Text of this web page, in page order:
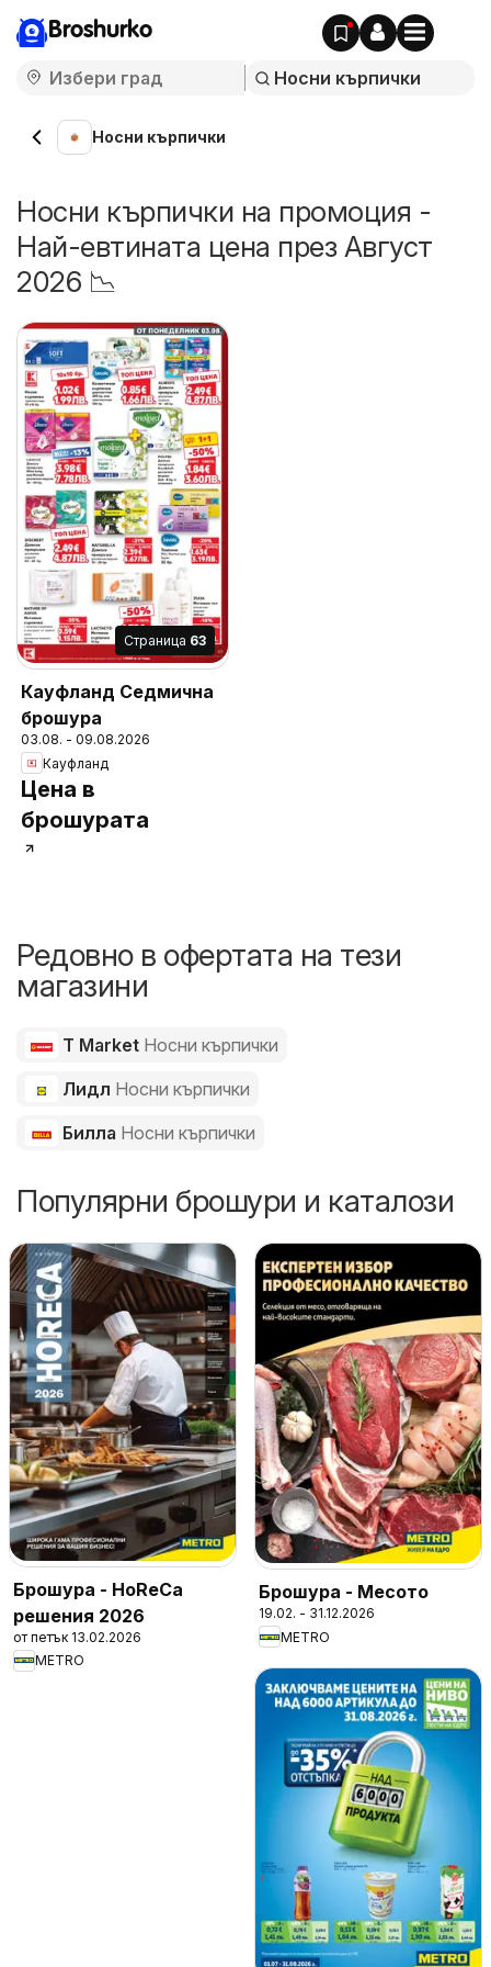
Broshurko
Носни кърпички
Носни кърпички на промоция -
Най-евтината цена през Август
2026 📉
Cтраница 63
Кауфланд Седмична
брошура
03.08. - 09.08.2026
Кауфланд
Цена в
брошурата
Редовно в офертата на тези
магазини
T Market Носни кърпички
Лидл Носни кърпички
Билла Носни кърпички
Популярни брошури и каталози
Брошура - HoReCa
решения 2026
от петък 13.02.2026
METRO
Брошура - Месото
19.02. - 31.12.2026
METRO